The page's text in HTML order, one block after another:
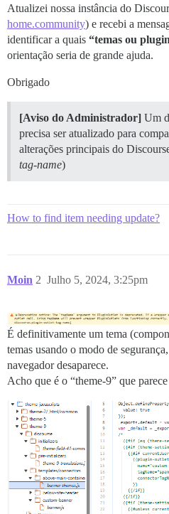
Atualizei nossa instância do
home.community) e recebi a
identificar a quais “temas ou
orientação seria de grande ajuda.
Obrigado
[Aviso do Administrador] Um
precisa ser atualizado para
alterações principais do
tag-name)
How to find item needing update?
Moin Julho 5, 2024, 3:25pm
2
É definitivamente um tema
temas usando o modo de
navegador desaparece.
Acho que é o “theme-9” que